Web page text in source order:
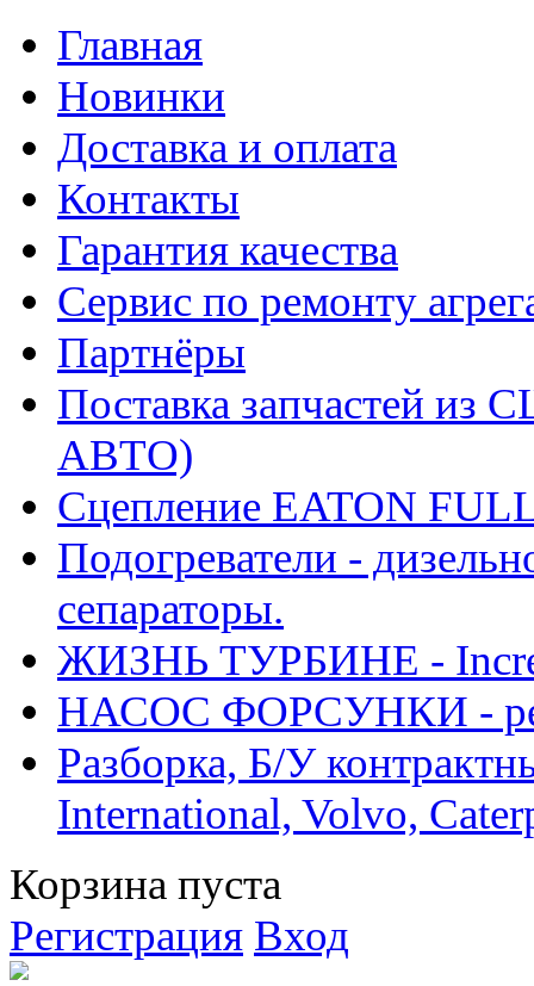
Главная
Новинки
Доставка и оплата
Контакты
Гарантия качества
Сервис по ремонту
Партнёры
Поставка запчастей
АВТО)
Сцепление EATON
Подогреватели -
сепараторы.
ЖИЗНЬ ТУРБИНЕ -
НАСОС ФОРСУНКИ -
Разборка, Б/У
International, Volvo,
Корзина пуста
Регистрация Вход